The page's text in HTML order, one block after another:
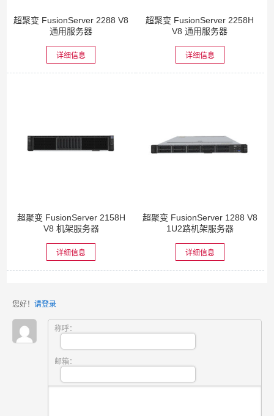
超聚变 FusionServer 2288 V8
通用服务器
详细信息
超聚变 FusionServer 2258H
V8 通用服务器
详细信息
超聚变 FusionServer 2158H
V8 机架服务器
详细信息
超聚变 FusionServer 1288 V8
1U2路机架服务器
详细信息
您好！ 请登录
称呼：
邮箱：